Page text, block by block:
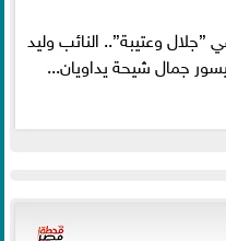
”جلال وعتيبة”.. النائب وليد
جمال شيحة يداويان...